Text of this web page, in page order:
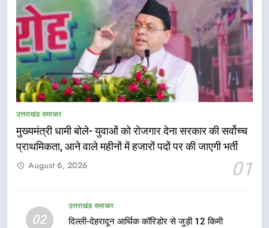
उत्तराखंड समाचार
मुख्यमंत्री धामी बोले- युवाओं को रोजगार देना सरकार की सर्वोच्च
प्राथमिकता, आने वाले महीनों में हजारों पदों पर की जाएगी भर्ती
01
August 6, 2026
02
उत्तराखंड समाचार
दिल्ली-देहरादून आर्थिक कॉरिडोर से जुड़ी 12 किमी
5
एमडीडीए बोर्ड बैठक में 25 विकास प्रस्तावों
नियोजित विकास को मिलेगी रफ्तार
उत्तराखंड समाचार
मुख्यमंत्री पुष्कर सिंह धामी के दिशा-निर्देशों
की हुई समीक्षा
उत्तराखंड समाचार